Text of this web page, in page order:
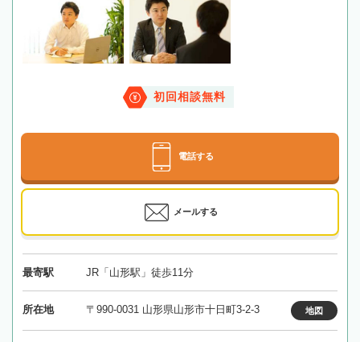
初回相談無料
電話する
メールする
最寄駅 JR「山形駅」徒歩11分
所在地 〒990-0031 山形県山形市十日町3-2-3 地図